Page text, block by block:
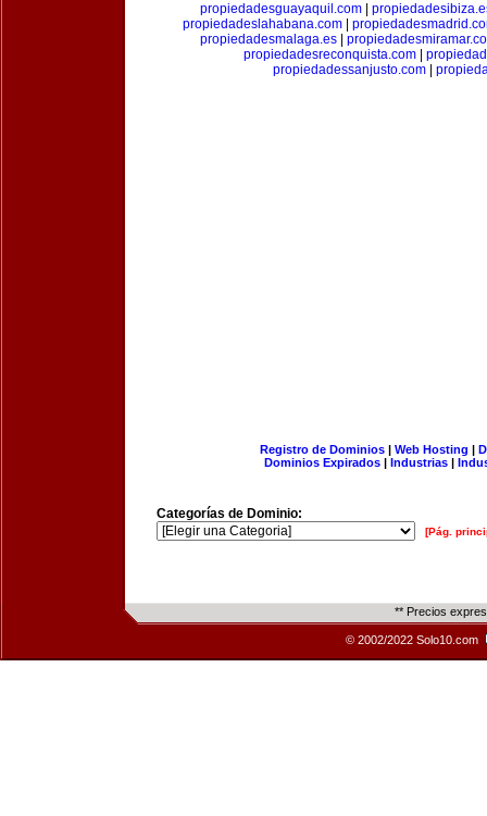
propiedadesguayaquil.com
propiedadeslahabana.com|
propiedadesmalaga.es|
propiedadesreconquista.com
propiedadessanjusto.com
Registro de Dominios| Web Hosting |
Dominios Expirados | Industrias |
Categorías de Dominio:
[Pág.
** Precios
© 2002/2022 Solo10.com